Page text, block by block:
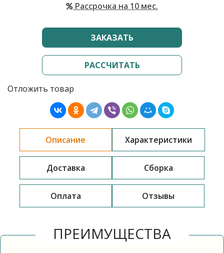
Рассрочка на 10 мес.
ЗАКАЗАТЬ
РАССЧИТАТЬ
Отложить товар
Описание Характеристики
Доставка Сборка
Оплата Отзывы
ПРЕИМУЩЕСТВА